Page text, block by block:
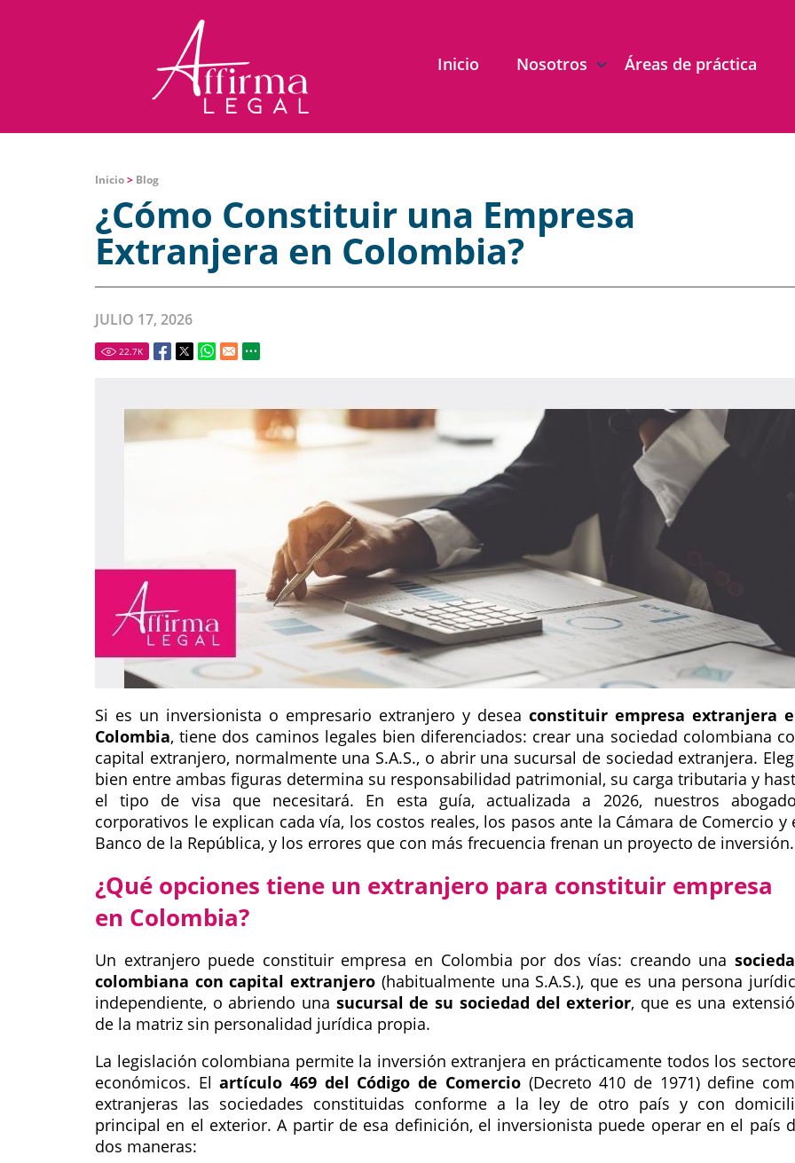
Inicio Nosotros Áreas de práctica
Inicio> Blog
¿Cómo Constituir una Empresa
Extranjera en Colombia?
JULIO 17, 2026
22.7K
Si es un inversionista o empresario extranjero y desea constituir empresa extranjera
Colombia, tiene dos caminos legales bien diferenciados: crear una sociedad colombiana
capital extranjero, normalmente una S.A.S., o abrir una sucursal de sociedad extranjera.
bien entre ambas figuras determina su responsabilidad patrimonial, su carga tributaria y
el tipo de visa que necesitará. En esta guía, actualizada a 2026, nuestros
corporativos le explican cada vía, los costos reales, los pasos ante la Cámara de Comercio y
Banco de la República, y los errores que con más frecuencia frenan un proyecto de inversión.
¿Qué opciones tiene un extranjero para constituir empresa
en Colombia?
Un extranjero puede constituir empresa en Colombia por dos vías: creando una
colombiana con capital extranjero (habitualmente una S.A.S.), que es una persona
independiente, o abriendo una sucursal de su sociedad del exterior, que es una
de la matriz sin personalidad jurídica propia.
La legislación colombiana permite la inversión extranjera en prácticamente todos los
económicos. Elartículo 469 del Código de Comercio(Decreto 410 de 1971) define
extranjeras las sociedades constituidas conforme a la ley de otro país y con
principal en el exterior. A partir de esa definición, el inversionista puede operar en el país
dos maneras: